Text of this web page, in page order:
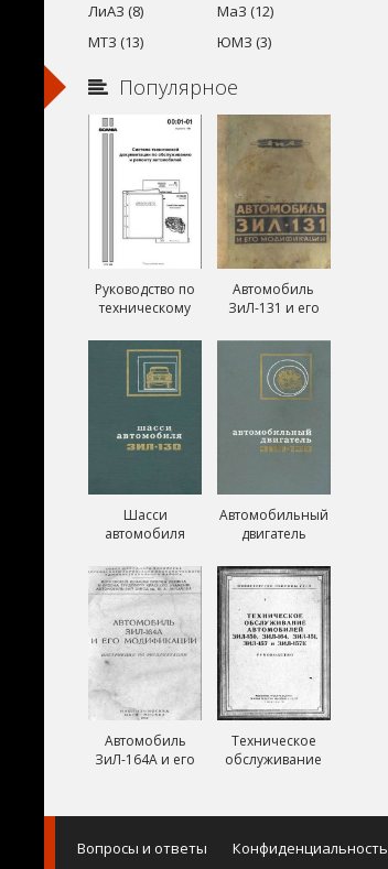
ЛиАЗ (8)
МаЗ (12)
МТЗ (13)
ЮМЗ (3)
Популярное
Руководство по
техническому
ремонту Скания
(Scania)
Автомобиль
ЗиЛ-131 и его
ЗиЛ-131А и
ЗиЛ-131В
Шасси
автомобиля
Автомобильный
двигатель
Автомобиль
ЗиЛ-164А и его
Техническое
обслуживание
ЗиЛ-151,
ЗиЛ-157К и
Вопросы и ответы Конфиденциальность